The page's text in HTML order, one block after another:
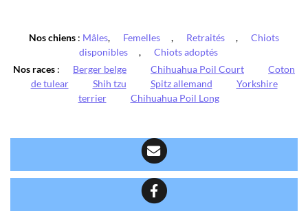
Nos chiens : Mâles, Femelles , Retraités ,
Chiots
disponibles
,
Chiots adoptés
Nos races : Berger belge Chihuahua Poil Court
Coton
de tulear
Shih tzu Spitz allemand
Yorkshire
terrier
Chihuahua Poil Long